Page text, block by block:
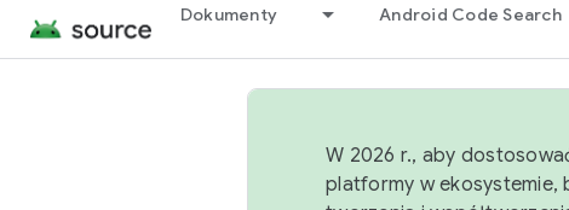
Dokumenty Android Code Search
W 2026 r., aby
platformy w ekosystemie,